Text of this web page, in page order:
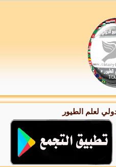
لعلم الطيور